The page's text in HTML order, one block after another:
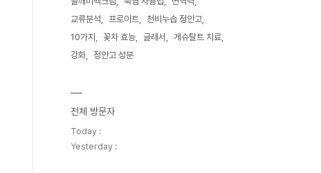
교류분석
프로이트
천비누솝 정안고
10가지
꽃차 효능 글래서
게슈탈트 치료
강화
정안고 성분
전체 방문자
Today :
Yesterday :